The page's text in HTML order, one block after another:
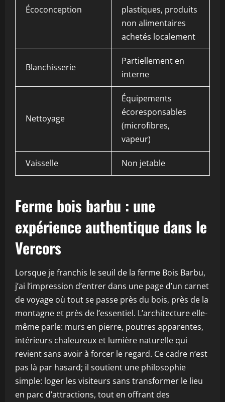
Écoconception
plastiques, produits
non alimentaires
achetés localement
Blanchisserie
Partiellement en
interne
Nettoyage
Équipements
écoresponsables
(microfibres,
vapeur)
Vaisselle Non jetable
Ferme bois barbu : une
expérience authentique dans le
Vercors
Lorsque je franchis le seuil de la ferme Bois Barbu,
j’ai l’impression d’entrer dans une page d’un carnet
de voyage où tout se passe près du bois, près de la
montagne et près de l’essentiel. L’architecture elle-
même parle: murs en pierre, poutres apparentes,
intérieurs chaleureux et lumière naturelle qui
revient sans avoir à forcer le regard. Ce cadre n’est
pas là par hasard; il soutient une philosophie
simple: loger les visiteurs sans transformer le lieu
en parc d’attractions, tout en offrant des